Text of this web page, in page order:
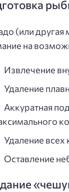
(или другая
на
Извлечение
Удаление
Аккуратная
Удаление всех
Оставление